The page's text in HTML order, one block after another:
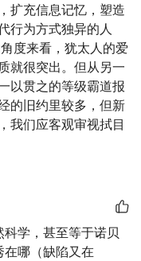
扩充信息记忆，塑造
行为方式独异的人
度来看，犹太人的爱
就很突出。但从另一
以贯之的等级霸道报
的旧约里较多，但新
我们应客观审视拭目
学，甚至等于诺贝
哪（缺陷又在